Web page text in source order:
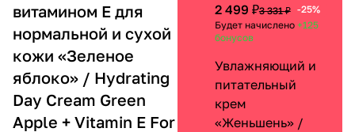
витамином Е для
нормальной и сухой
кожи «Зеленое
яблоко» / Hydrating
Day Cream Green
Apple + Vitamin E For
2 499 ₽3 331 ₽ -25%
Будет начислено +125
бонусов
Увлажняющий и
питательный
крем
«Женьшень» /